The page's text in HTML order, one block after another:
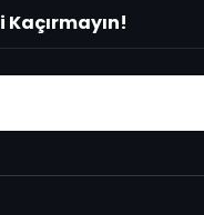
Kaçırmayın!